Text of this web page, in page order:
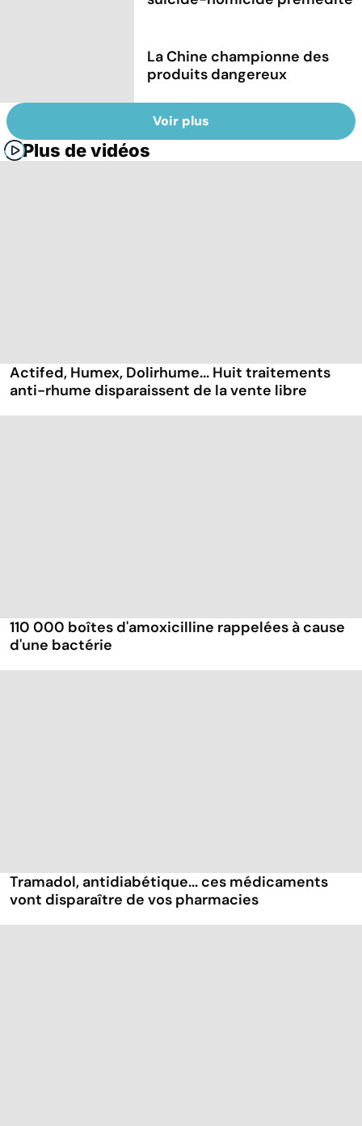
La Chine championne des
produits dangereux
Voir plus
Plus de vidéos
Actifed, Humex, Dolirhume... Huit traitements
anti-rhume disparaissent de la vente libre
110 000 boîtes d'amoxicilline rappelées à cause
d'une bactérie
Tramadol, antidiabétique... ces médicaments
vont disparaître de vos pharmacies